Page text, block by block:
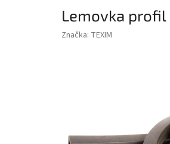
Lemovka profil
Značka: TEXIM